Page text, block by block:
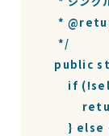
*
     */
public
if
} else